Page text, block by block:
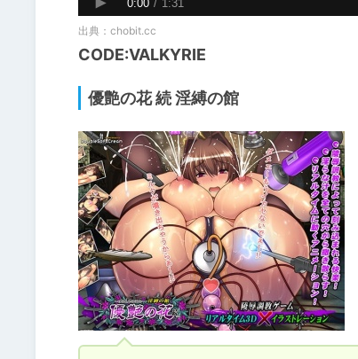
出典： chobit.cc
CODE:VALKYRIE
優艶の花 続 淫縛の館